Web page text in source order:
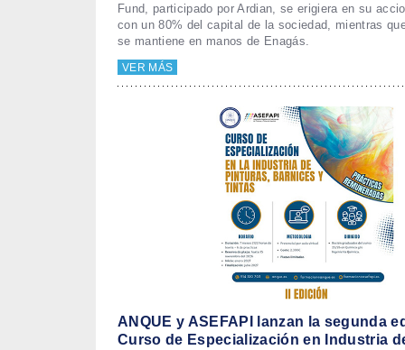
Fund, participado por Ardian, se erigiera en su
con un 80% del capital de la sociedad, mientras
se mantiene en manos de Enagás.
VER MÁS
ANQUE y ASEFAPI lanzan la segunda
Curso de Especialización en Industria